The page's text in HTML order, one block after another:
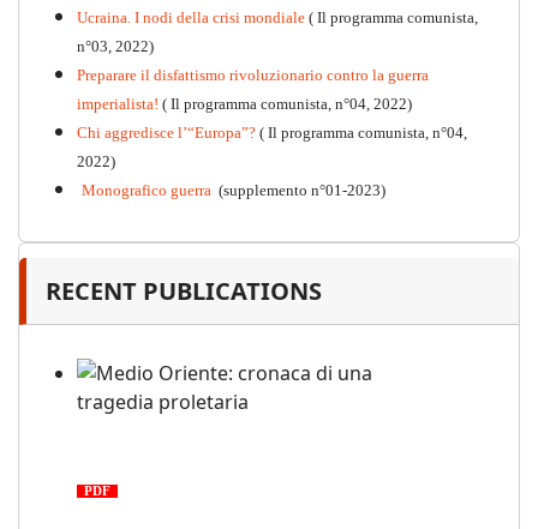
Ucraina. I nodi della crisi mondiale ( Il programma comunista,
n°03, 2022)
Preparare il disfattismo rivoluzionario contro la guerra
imperialista! ( Il programma comunista, n°04, 2022)
Chi aggredisce l’“Europa”? ( Il programma comunista, n°04,
2022)
Monografico guerra (supplemento n°01-2023)
RECENT PUBLICATIONS
PDF